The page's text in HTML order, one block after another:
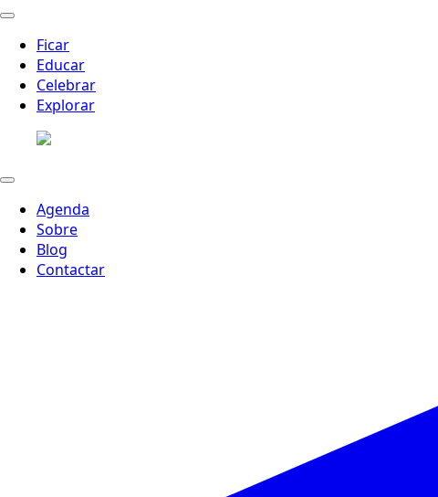
Ficar
Educar
Celebrar
Explorar
Agenda
Sobre
Blog
Contactar